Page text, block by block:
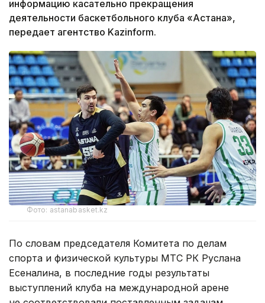
информацию касательно прекращения
деятельности баскетбольного клуба «Астана»,
передает агентство Kazinform.
Фото: astanabasket.kz
По словам председателя Комитета по делам
спорта и физической культуры МТС РК Руслана
Есеналина, в последние годы результаты
выступлений клуба на международной арене